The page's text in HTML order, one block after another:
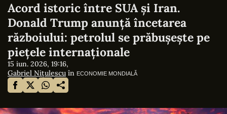
Acord istoric între SUA și Iran.
Donald Trump anunță încetarea
războiului: petrolul se prăbușește pe
piețele internaționale
15 iun. 2026, 19:16,
Gabriel Nițulescu în ECONOMIE MONDIALĂ